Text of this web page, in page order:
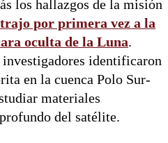
los hallazgos de la misión
trajo por primera vez a la
oculta de la Luna.
investigadores identificaron
en la cuenca Polo Sur-
materiales
del satélite.